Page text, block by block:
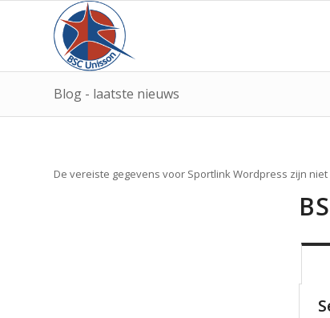
Blog - laatste nieuws
De vereiste gegevens voor Sportlink Wordpress zijn